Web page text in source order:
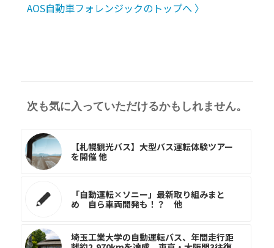
AOS自動車フォレンジックのトップへ 〉
次も気に入っていただけるかもしれません。
【札幌観光バス】大型バス運転体験ツアー
を開催 他
「自動運転×ソニー」最新取り組みまと
め 自ら車両開発も！？ 他
埼玉工業大学の自動運転バス、年間走行距